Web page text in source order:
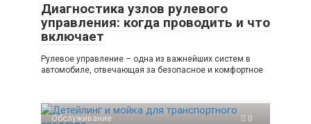
Диагностика узлов рулевого
управления: когда проводить и что
включает
Рулевое управление – одна из важнейших систем в
автомобиле, отвечающая за безопасное и комфортное
Обслуживание 0